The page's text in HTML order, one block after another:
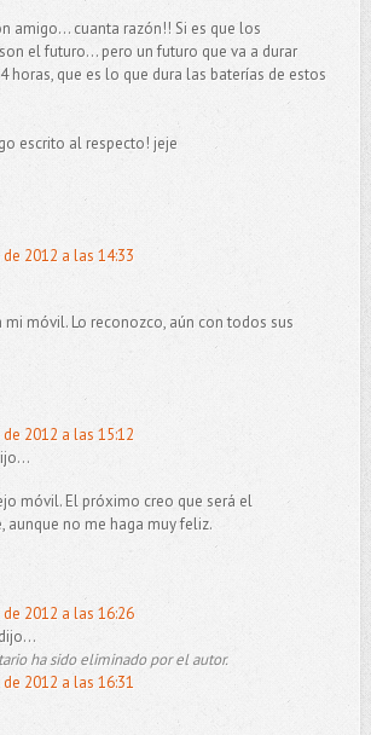
amigo... cuanta razón!! Si es que los
el futuro... pero un futuro que va a durar
horas, que es lo que dura las baterías de estos
escrito al respecto! jeje
2012 a las 14:33
mi móvil. Lo reconozco, aún con todos sus
2012 a las 15:12
móvil. El próximo creo que será el
aunque no me haga muy feliz.
2012 a las 16:26
dijo...
ha sido eliminado por el autor.
2012 a las 16:31